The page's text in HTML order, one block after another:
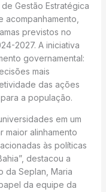
Gestão Estratégica
acompanhamento,
previstos no
2027. A iniciativa
governamental:
mais
das ações
a população.
em um
maior alinhamento
às políticas
destacou a
da Seplan, Maria
da equipe da